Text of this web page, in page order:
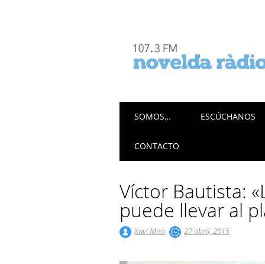
Menú principal
SOMOS… ESCÚCHANOS
CONTACTO
Víctor Bautista:
puede llevar al
Xavi Mira 27 abril, 2015